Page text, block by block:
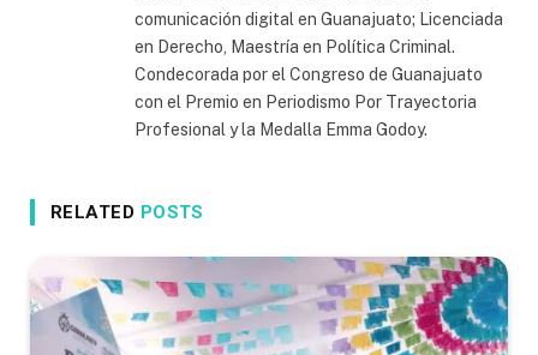
comunicación digital en Guanajuato; Licenciada
en Derecho, Maestría en Política Criminal.
Condecorada por el Congreso de Guanajuato
con el Premio en Periodismo Por Trayectoria
Profesional y la Medalla Emma Godoy.
RELATED POSTS